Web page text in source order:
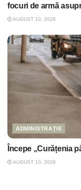
focuri de armă
AUGUST 10, 2026
ADMINISTRAȚIE
Începe „Curățenia
AUGUST 10, 2026